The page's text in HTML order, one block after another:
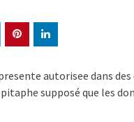
autorisee dans
supposé que les